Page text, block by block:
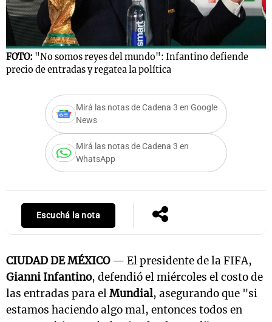
FOTO: "No somos reyes del mundo": Infantino defiende
precio de entradas y regatea la política
Mirá las notas de Cadena 3 en Google
News
Mirá las notas de Cadena 3 en
WhatsApp
Escuchá la nota
CIUDAD DE MÉXICO— El presidente de la FIFA,
Gianni Infantino, defendió el miércoles el costo de
las entradas para elMundial, asegurando que "si
estamos haciendo algo mal, entonces todos en